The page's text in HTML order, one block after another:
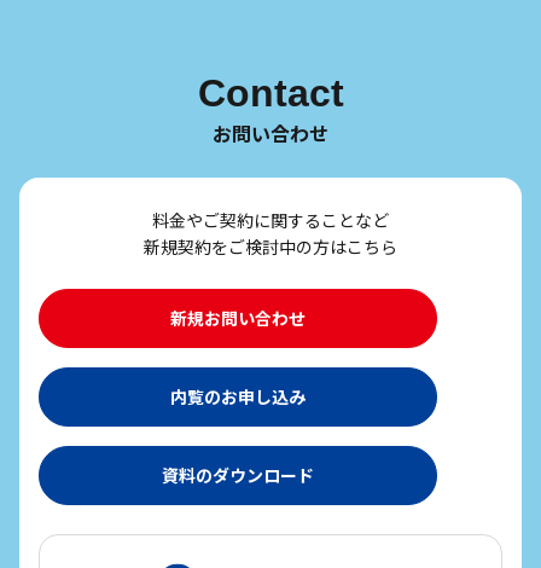
Contact
お問い合わせ
料金やご契約に関することなど
新規契約をご検討中の方はこちら
新規お問い合わせ
内覧のお申し込み
資料のダウンロード